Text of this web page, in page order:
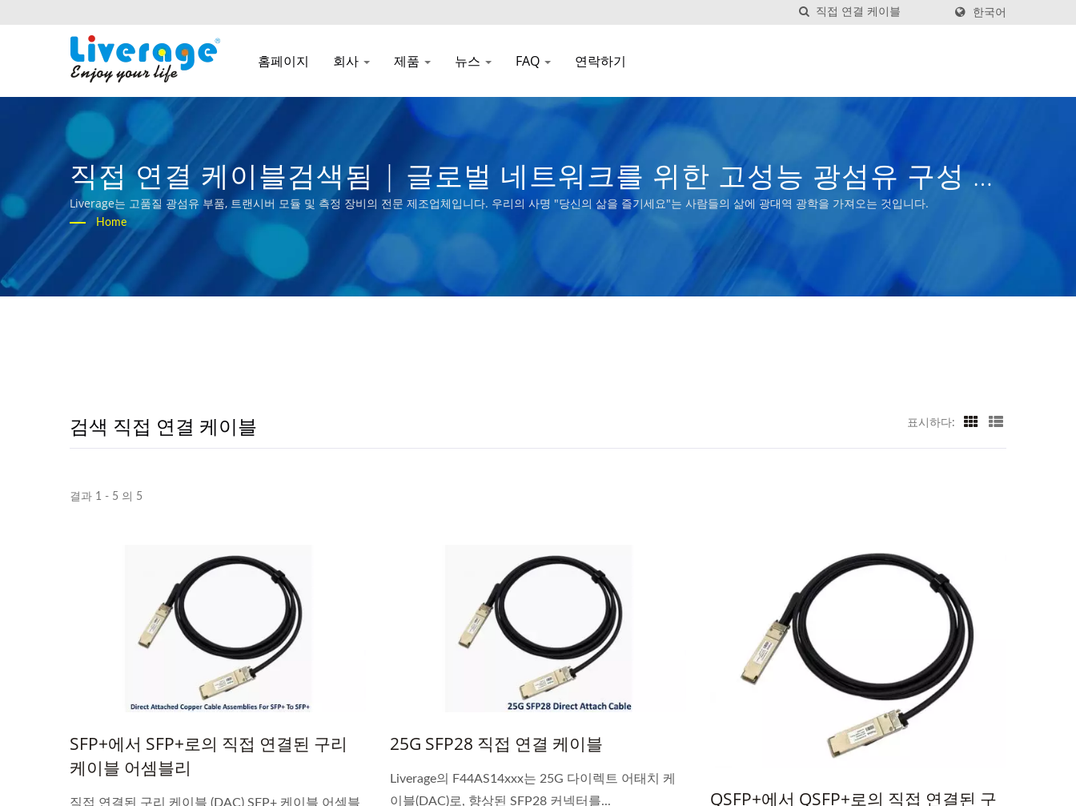
한국어
홈페이지 회사 제품 뉴스 FAQ 연락하기
직접 연결 케이블검색됨 | 글로벌 네트워크를 위한 고성능 광섬유 구성 요
소 및 트랜시버
Liverage는 고품질 광섬유 부품, 트랜시버 모듈 및 측정 장비의 전문 제조업체입니다. 우리의 사명 "당신의 삶을 즐기세요"는 사람들의 삶에 광대역 광학을 가져오는 것입니다.
Home
검색 직접 연결 케이블 표시하다:
결과 1 - 5 의 5
SFP+에서 SFP+로의 직접 연결된 구리
케이블 어셈블리
직접 연결된 구리 케이블 (DAC) SFP+ 케이블 어셈블
25G SFP28 직접 연결 케이블
Liverage의 F44AS14xxx는 25G 다이렉트 어태치 케
이블(DAC)로, 향상된 SFP28 커넥터를...
QSFP+에서 QSFP+로의 직접 연결된 구